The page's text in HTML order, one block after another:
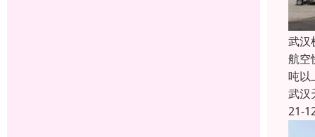
武汉
航空
吨以
武汉
21-